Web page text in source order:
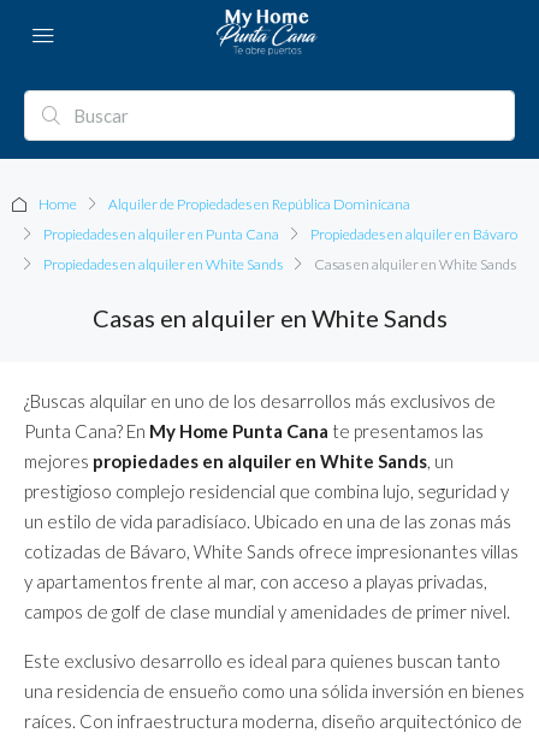
Home
Alquiler de Propiedades en República Dominicana
Propiedades en alquiler en Punta Cana
Propiedades en alquiler en Bávaro
Propiedades en alquiler en White Sands
Casas en alquiler en White Sands
Casas en alquiler en White Sands
¿Buscas alquilar en uno de los desarrollos más exclusivos de
Punta Cana? En My Home Punta Cana te presentamos las
mejores propiedades en alquiler en White Sands, un
prestigioso complejo residencial que combina lujo, seguridad y
un estilo de vida paradisíaco. Ubicado en una de las zonas más
cotizadas de Bávaro, White Sands ofrece impresionantes villas
y apartamentos frente al mar, con acceso a playas privadas,
campos de golf de clase mundial y amenidades de primer nivel.
Este exclusivo desarrollo es ideal para quienes buscan tanto
una residencia de ensueño como una sólida inversión en bienes
raíces. Con infraestructura moderna, diseño arquitectónico de